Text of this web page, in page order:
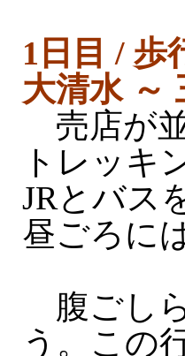
1日目 / 歩
大清水 ～
売店が
トレッキ
JRとバス
昼ごろに
腹ごし
う。この